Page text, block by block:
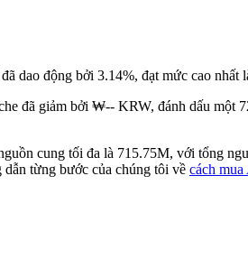
dao động bởi 3.14%, đạt mức cao
đã giảm bởi ₩-- KRW, đánh dấu một
cung tối đa là 715.75M, với tổng
dẫn từng bước của chúng tôi về cách